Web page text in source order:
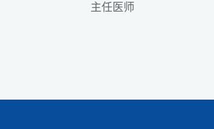
主任医师